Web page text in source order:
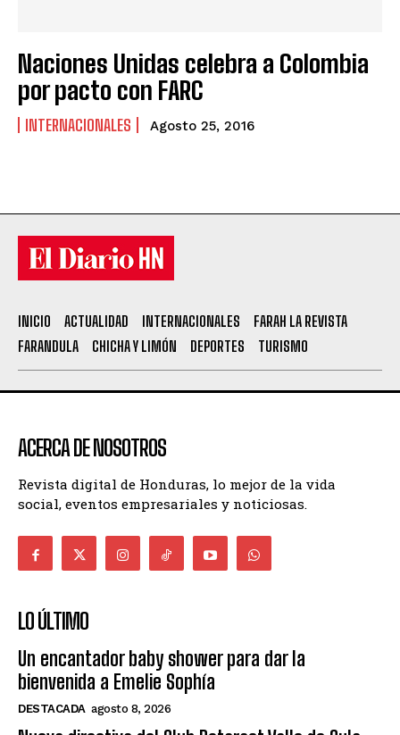
Naciones Unidas celebra a Colombia
por pacto con FARC
INTERNACIONALES Agosto 25, 2016
INICIO ACTUALIDAD INTERNACIONALES
FARAH LA REVISTA
FARANDULA
CHICHA Y LIMÓN DEPORTES TURISMO
ACERCA DE NOSOTROS
Revista digital de Honduras, lo mejor de la vida
social, eventos empresariales y noticiosas.
LO ÚLTIMO
Un encantador baby shower para dar la
bienvenida a Emelie Sophía
DESTACADA agosto 8, 2026